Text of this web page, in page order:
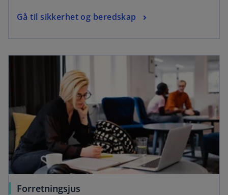
Gå til sikkerhet og beredskap
Forretningsjus